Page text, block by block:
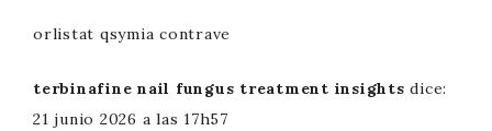
orlistat qsymia contrave
terbinafine nail fungus treatment insights dice:
21 junio 2026 a las 17h57